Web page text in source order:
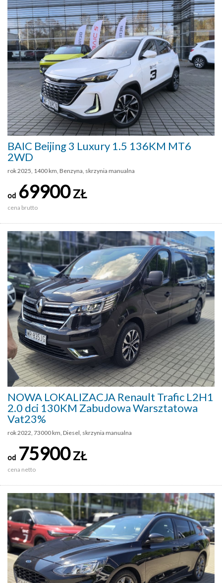
BAIC Beijing 3 Luxury 1.5 136KM MT6
2WD
rok 2025, 1400 km, Benzyna, skrzynia manualna
od 69900ZŁ
cena brutto
NOWA LOKALIZACJA Renault Trafic L2H1
2.0 dci 130KM Zabudowa Warsztatowa
Vat23%
rok 2022, 73000 km, Diesel, skrzynia manualna
od 75900ZŁ
cena netto